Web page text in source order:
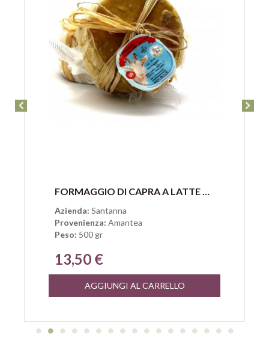
Anteprima FORMAGGIO DI CAPRA A LATTE CRUDO IN CERA D'API DI SANTANNA MARIA PROCOPIO
Azienda: Santanna
Provenienza: Amantea
Peso: 500 gr
13,50 €
AGGIUNGI AL CARRELLO